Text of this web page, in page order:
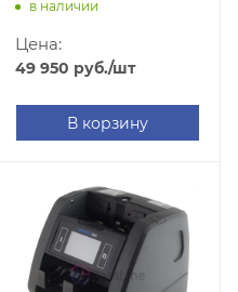
в наличии
Цена:
49 950 руб./шт
В корзину